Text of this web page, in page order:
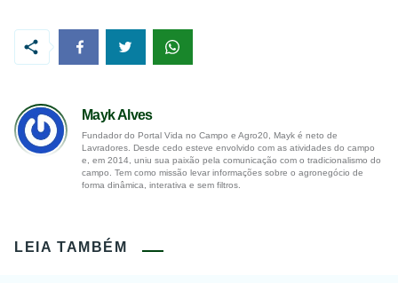
Mayk Alves
Fundador do Portal Vida no Campo e Agro20, Mayk é neto de
Lavradores. Desde cedo esteve envolvido com as atividades do campo
e, em 2014, uniu sua paixão pela comunicação com o tradicionalismo do
campo. Tem como missão levar informações sobre o agronegócio de
forma dinâmica, interativa e sem filtros.
LEIA TAMBÉM